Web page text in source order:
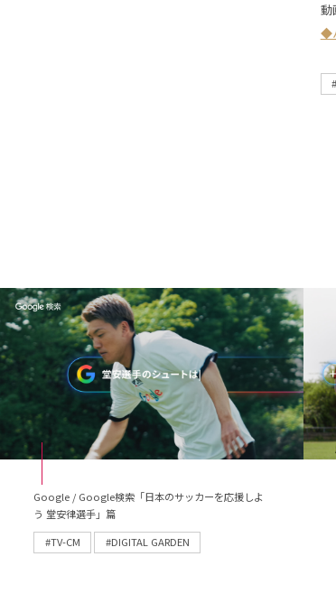
動
◆
Google / Google検索「日本のサッカーを応援しよ
う 堂安律選手」篇
#TV-CM
#DIGITAL GARDEN